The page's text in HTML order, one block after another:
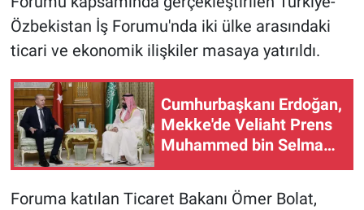
Özbekistan İş Forumu'nda iki ülke arasındaki
ticari ve ekonomik ilişkiler masaya yatırıldı.
Cumhurbaşkanı Erdoğan,
Mekke'de Veliaht Prens
Muhammed bin Selman
Foruma katılan Ticaret Bakanı Ömer Bolat,